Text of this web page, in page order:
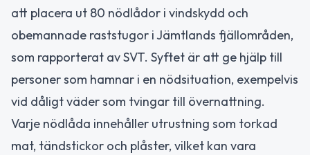
att placera ut 80 nödlådor i vindskydd och
obemannade raststugor i Jämtlands fjällområden,
som rapporterat av SVT. Syftet är att ge hjälp till
personer som hamnar i en nödsituation, exempelvis
vid dåligt väder som tvingar till övernattning.
Varje nödlåda innehåller utrustning som torkad
mat, tändstickor och plåster, vilket kan vara